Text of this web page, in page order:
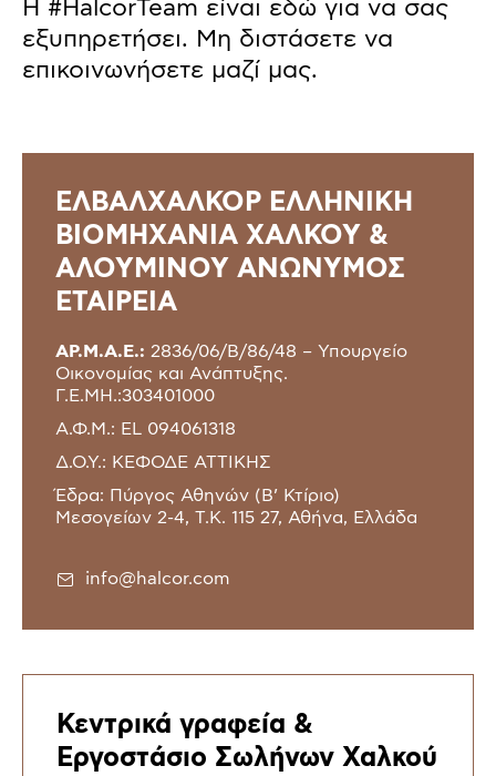
Η #HalcorTeam είναι εδώ για να σας
εξυπηρετήσει. Μη διστάσετε να
επικοινωνήσετε μαζί μας.
ΕΛΒΑΛΧΑΛΚΟΡ ΕΛΛΗΝΙΚΗ
ΒΙΟΜΗΧΑΝΙΑ ΧΑΛΚΟΥ &
ΑΛΟΥΜΙΝΟΥ ΑΝΩΝΥΜΟΣ
ΕΤΑΙΡΕΙΑ
ΑΡ.Μ.Α.Ε.: 2836/06/Β/86/48 – Υπουργείο
Οικονομίας και Ανάπτυξης.
Γ.Ε.ΜΗ.:303401000
Α.Φ.Μ.: EL 094061318
Δ.Ο.Υ.: ΚΕΦΟΔΕ ΑΤΤΙΚΗΣ
Έδρα: Πύργος Αθηνών (Β’ Κτίριο)
Μεσογείων 2-4, Τ.Κ. 115 27, Αθήνα, Ελλάδα
info@halcor.com
Κεντρικά γραφεία &
Εργοστάσιο Σωλήνων Χαλκού